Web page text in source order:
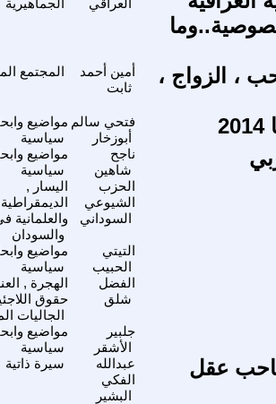
الجماهيرية
العراقي
المجتمع
أمين أحمد
ثابت
العقل المتصنم / 18 - ج ، 1] الحب ، الزواج ،
مواضيع
سياسية
فتحي سالم
أبوزخار
مواضيع
سياسية
ناجح
شاهين
اليسار ,
الديمقراطية
والعلمانية
والسودان
الحزب
الشيوعي
السوداني
مواضيع
سياسية
التيتي
الحبيب
الهجرة ,
حقوق
الجاليات
الفضل
شلق
مواضيع
سياسية
جلبير
الأشقر
سيرة ذاتية
عبدالله
الفكي
البشير
عقل